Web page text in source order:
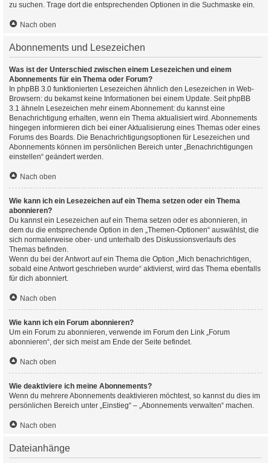
zu suchen. Trage dort die entsprechenden Optionen in die Suchmaske ein.
Nach oben
Abonnements und Lesezeichen
Was ist der Unterschied zwischen einem Lesezeichen und einem
Abonnements für ein Thema oder Forum?
In phpBB 3.0 funktionierten Lesezeichen ähnlich den Lesezeichen in Web-
Browsern: du bekamst keine Informationen bei einem Update. Seit phpBB
3.1 ähneln Lesezeichen mehr einem Abonnement: du kannst eine
Benachrichtigung erhalten, wenn ein Thema aktualisiert wird. Abonnements
hingegen informieren dich bei einer Aktualisierung eines Themas oder eines
Forums des Boards. Die Benachrichtigungsoptionen für Lesezeichen und
Abonnements können im persönlichen Bereich unter „Benachrichtigungen
einstellen“ geändert werden.
Nach oben
Wie kann ich ein Lesezeichen auf ein Thema setzen oder ein Thema
abonnieren?
Du kannst ein Lesezeichen auf ein Thema setzen oder es abonnieren, in
dem du die entsprechende Option in den „Themen-Optionen“ auswählst, die
sich normalerweise ober- und unterhalb des Diskussionsverlaufs des
Themas befinden.
Wenn du bei der Antwort auf ein Thema die Option „Mich benachrichtigen,
sobald eine Antwort geschrieben wurde“ aktivierst, wird das Thema ebenfalls
für dich abonniert.
Nach oben
Wie kann ich ein Forum abonnieren?
Um ein Forum zu abonnieren, verwende im Forum den Link „Forum
abonnieren“, der sich meist am Ende der Seite befindet.
Nach oben
Wie deaktiviere ich meine Abonnements?
Wenn du mehrere Abonnements deaktivieren möchtest, so kannst du dies im
persönlichen Bereich unter „Einstieg“ – „Abonnements verwalten“ machen.
Nach oben
Dateianhänge